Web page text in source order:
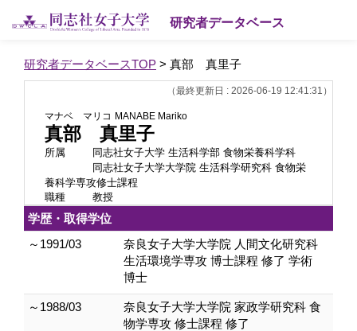
研究者データベース
研究者データベースTOP > 真部 真里子
（最終更新日 : 2026-06-19 12:41:31）
マナベ マリコ MANABE Mariko
真部 真里子
所属
同志社女子大学 生活科学部 食物栄養科学科
同志社女子大学大学院 生活科学研究科 食物栄
養科学専攻修士課程
職種
教授
学歴・取得学位
～1991/03
奈良女子大学大学院 人間文化研究科
生活環境学専攻 博士課程 修了 学術
博士
～1988/03
奈良女子大学大学院 家政学研究科 食
物学専攻 修士課程 修了